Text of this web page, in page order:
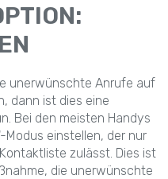
unerwünschte Anrufe auf
dann ist dies eine
Bei den meisten Handys
Modus einstellen, der nur
zulässt. Dies ist
die unerwünschte